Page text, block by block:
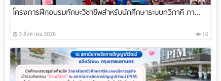
โครงการฝึกอบรมทักษะวิชาชีพสำหรับนักศึกษาระบบทวิภาคี ภา...
3 สิงหาคม 2026 10